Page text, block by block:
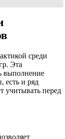
среди
Эта
выполнение
есть и ряд
учитывать перед